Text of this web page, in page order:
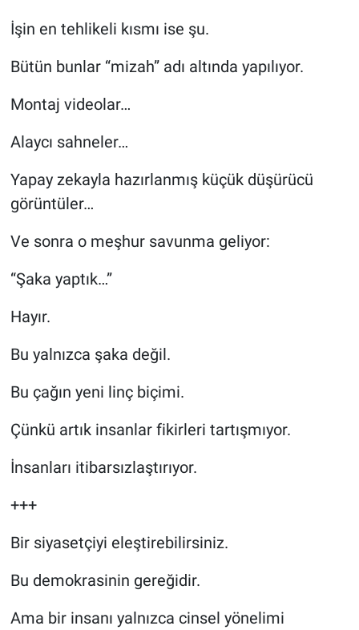
İşin en tehlikeli kısmı ise şu.
Bütün bunlar “mizah” adı altında yapılıyor.
Montaj videolar…
Alaycı sahneler…
Yapay zekayla hazırlanmış küçük düşürücü
görüntüler…
Ve sonra o meşhur savunma geliyor:
“Şaka yaptık…”
Hayır.
Bu yalnızca şaka değil.
Bu çağın yeni linç biçimi.
Çünkü artık insanlar fikirleri tartışmıyor.
İnsanları itibarsızlaştırıyor.
+++
Bir siyasetçiyi eleştirebilirsiniz.
Bu demokrasinin gereğidir.
Ama bir insanı yalnızca cinsel yönelimi